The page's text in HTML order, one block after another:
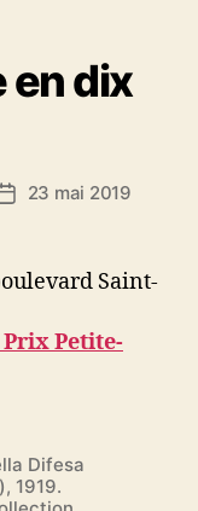
en dix
Date23 mai 2019
Saint-
Petite-
Difesa
1919.